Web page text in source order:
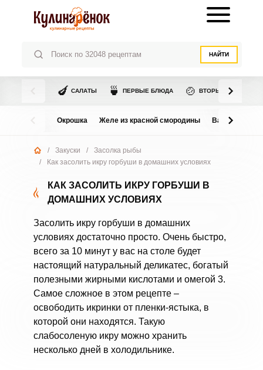
НАЙТИ
🍆 САЛАТЫ 🍵 ПЕРВЫЕ БЛЮДА 🍲 ВТОРЫЕ БЛЮДА
Окрошка Желе из красной смородины Варенье из
/ Закуски /
Засолка рыбы
/
Как засолить икру горбуши в домашних условиях
КАК ЗАСОЛИТЬ ИКРУ ГОРБУШИ В
ДОМАШНИХ УСЛОВИЯХ
Засолить икру горбуши в домашних
условиях достаточно просто. Очень быстро,
всего за 10 минут у вас на столе будет
настоящий натуральный деликатес, богатый
полезными жирными кислотами и омегой 3.
Самое сложное в этом рецепте –
освободить икринки от пленки-ястыка, в
которой они находятся. Такую
слабосоленую икру можно хранить
несколько дней в холодильнике.